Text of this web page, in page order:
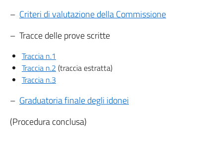
– Criteri di valutazione della Commissione
– Tracce delle prove scritte
Traccia n.1
Traccia n.2 (traccia estratta)
Traccia n.3
– Graduatoria finale degli idonei
(Procedura conclusa)